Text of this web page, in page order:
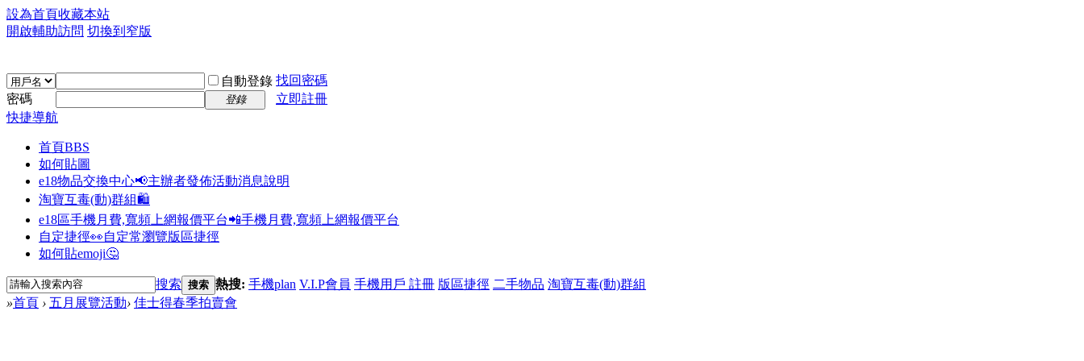
設為首頁收藏本站
開啟輔助訪問 切換到窄版
自動登錄 找回密碼
密碼
登錄
立即註冊
快捷導航
首頁BBS
如何貼圖
e18物品交換中心📢主辦者發佈活動消息說明
淘寶互毒(動)群組🛍️
e18區手機月費,寬頻上網報價平台📲手機月費,寬頻上網報價平台
自定捷徑👀自定常瀏覽版區捷徑
如何貼emoji🤔
搜索 搜索 熱搜: 手機plan V.I.P會員 手機用戶 註冊 版區捷徑 二手物品 淘寶互毒(動)群組
»首頁 › 五月展覽活動› 佳士得春季拍賣會